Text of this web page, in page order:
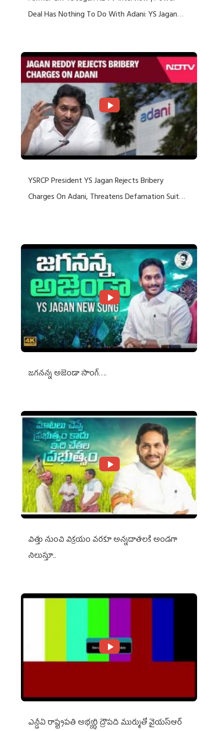
Deal Has Nothing To Do With Adani: YS Jagan
YSRCP President YS Jagan Rejects Bribery
Charges On Adani, Threatens Defamation Suit
జగనన్న అజెండా సాంగ్….
విత్తు నుంచి విక్రయం వరకూ అన్నదాతలకి అండగా
నిలుస్తూ..
ఎన్డీఏ రాష్ట్ర‌ప‌తి అభ్య‌ర్థి ద్రౌప‌ది ముర్ముతో వైయ‌స్ఆర్